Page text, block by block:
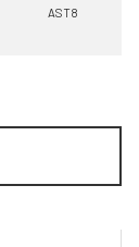
AST8